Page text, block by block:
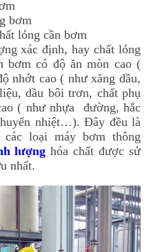
bơm
lỏng cần bơm
định, hay chất lỏng
bơm có độ ăn mòn cao (
nhớt cao ( như xăng dầu,
dầu bôi trơn, chất phụ
( như nhựa đường, hắc
nhiệt…). Đây đều là
loại máy bơm thông
lượnghóa chất được sử
nhất.